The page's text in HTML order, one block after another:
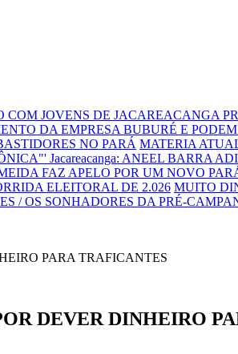
JOVENS DE JACAREACANGA
DA EMPRESA BUBURÉ E
NO PARÁ MATERIA
Jacareacanga: ANEEL BARRA
FAZ APELO POR UM NOVO
ELEITORAL DE 2.026 MUITO
/ OS SONHADORES DA PRÉ-
DEVER DINHEIRO